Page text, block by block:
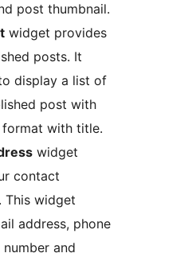
post thumbnail.
widget provides
posts. It
display a list of
post with
with title.
widget
contact
This widget
address, phone
and